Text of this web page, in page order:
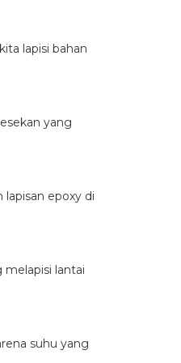
lapisi bahan
yang
epoxy di
melapisi lantai
suhu yang